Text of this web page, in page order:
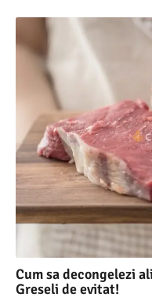
Cum sa decongelezi
Greseli de evitat!